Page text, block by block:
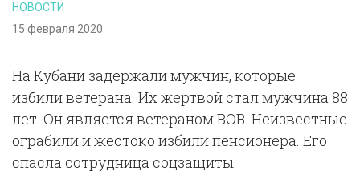
НОВОСТИ
15 февраля 2020
На Кубани задержали мужчин, которые
избили ветерана. Их жертвой стал мужчина 88
лет. Он является ветераном ВОВ. Неизвестные
ограбили и жестоко избили пенсионера. Его
спасла сотрудница соцзащиты.